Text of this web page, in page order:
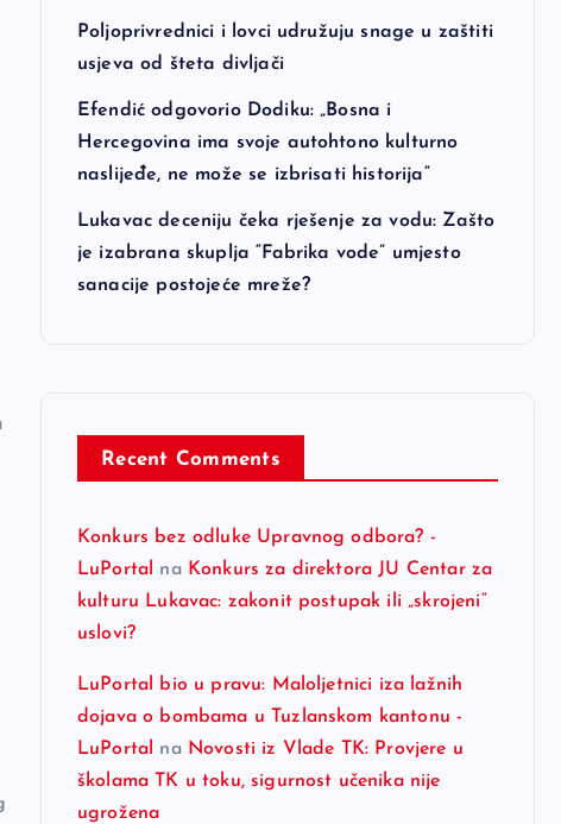
Poljoprivrednici i lovci udružuju snage u zaštiti
usjeva od šteta divljači
Efendić odgovorio Dodiku: „Bosna i
Hercegovina ima svoje autohtono kulturno
naslijeđe, ne može se izbrisati historija“
Lukavac deceniju čeka rješenje za vodu: Zašto
je izabrana skuplja “Fabrika vode” umjesto
sanacije postojeće mreže?
Recent Comments
Konkurs bez odluke Upravnog odbora? -
LuPortal
na Konkurs za direktora JU Centar za
kulturu Lukavac: zakonit postupak ili „skrojeni“
uslovi?
LuPortal bio u pravu: Maloljetnici iza lažnih
dojava o bombama u Tuzlanskom kantonu -
LuPortal
na Novosti iz Vlade TK: Provjere u
školama TK u toku, sigurnost učenika nije
ugrožena